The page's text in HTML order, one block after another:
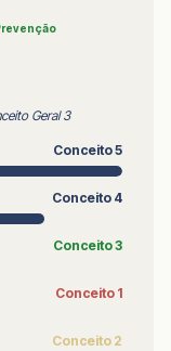
Geral 3
Conceito 5
Conceito 4
Conceito 3
Conceito 1
Conceito 2